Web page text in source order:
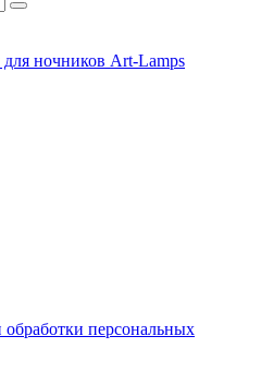
ночников Art-Lamps
персональных